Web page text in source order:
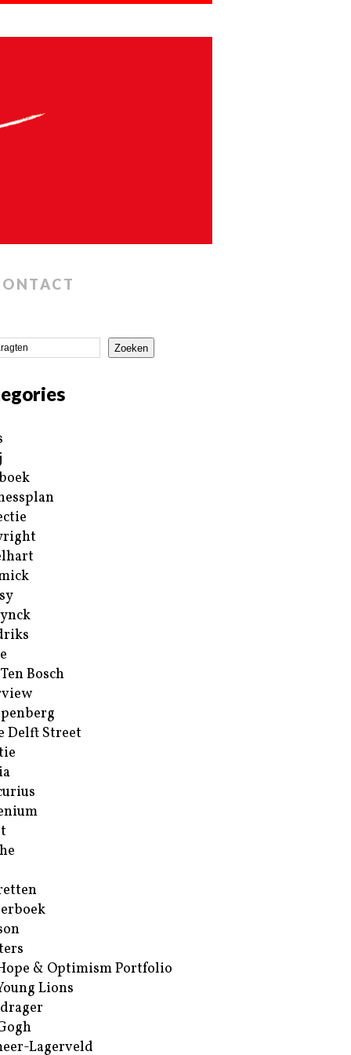
Zoeken
Bosch
Delft Street
& Optimism Portfolio
Lions
Lagerveld